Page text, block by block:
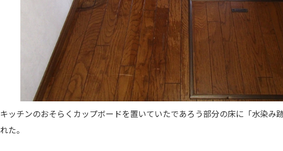
キッチンのおそらくカップボードを置いていたであろう部分の床に「水染み
れた。